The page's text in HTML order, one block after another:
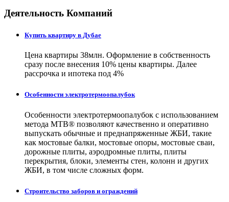
Деятельность Компаний
Купить квартиру в Дубае
Цена квартиры 38млн. Оформление в собственность
сразу после внесения 10% цены квартиры. Далее
рассрочка и ипотека под 4%
Особенности электротермоопалубок
Особенности электротермоопалубок с использованием
метода МТВ® позволяют качественно и оперативно
выпускать обычные и преднапряженные ЖБИ, такие
как мостовые балки, мостовые опоры, мостовые сваи,
дорожные плиты, аэродромные плиты, плиты
перекрытия, блоки, элементы стен, колонн и других
ЖБИ, в том числе сложных форм.
Строительство заборов и ограждений